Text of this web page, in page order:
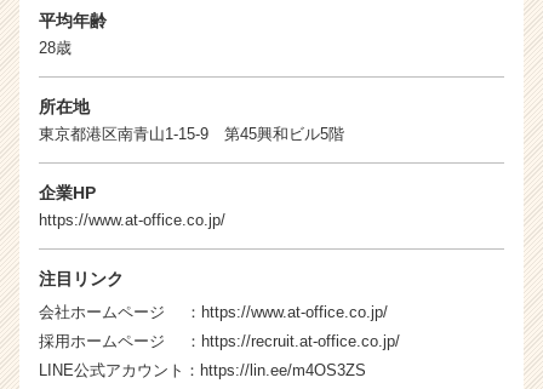
（C
e
e
C
e
r）
平均年齢
28歳
所在地
東京都港区南青山1-15-9 第45興和ビル5階
企業HP
https://www.at-office.co.jp/
注目リンク
会社ホームページ ： https://www.at-office.co.jp/
採用ホームページ ： https://recruit.at-office.co.jp/
LINE公式アカウント： https://lin.ee/m4OS3ZS